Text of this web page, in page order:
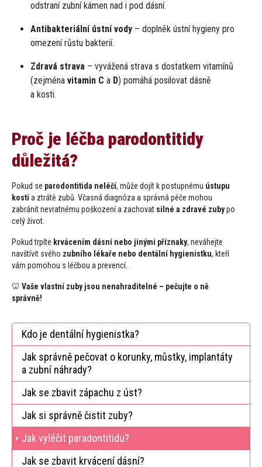
odstraní zubní kámen nad i pod dásní.
Antibakteriální ústní vody – doplněk ústní hygieny pro
omezení růstu bakterií.
Zdravá strava – vyvážená strava s dostatkem vitamínů
(zejména vitamin C a D) pomáhá posilovat dásně
a kosti.
Proč je léčba parodontitidy
důležitá?
Pokud se parodontitida neléčí, může dojít k postupnému ústupu
kosti a ztrátě zubů. Včasná diagnóza a správná péče mohou
zabránit nevratnému poškození a zachovat silné a zdravé zubypo
celý život.
Pokud trpíte krvácením dásní nebo jinými příznaky, neváhejte
navštívit svého zubního lékaře nebo dentální hygienistku, kteří
vám pomohou s léčbou a prevencí.
🦷 Vaše vlastní zuby jsou nenahraditelné – pečujte o ně
správně!
Kdo je dentální hygienistka​?
Jak správně pečovat o korunky, můstky, implantáty
a zubní náhrady​?
Jak se zbavit zápachu z úst​​?
Jak si správně čistit zuby​?
Jak vyléčit paradontitidu​?
Jak se zbavit krvácení dásní​?